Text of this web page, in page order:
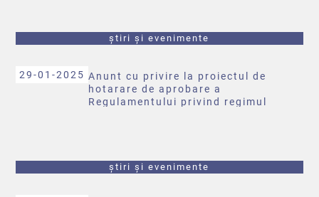
știri și evenimente
29-01-2025 Anunt cu privire la proiectul de
hotarare de aprobare a
Regulamentului privind regimul
știri și evenimente